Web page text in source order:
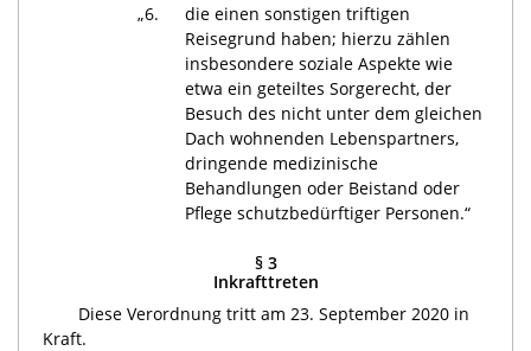
„6.
die einen sonstigen triftigen
Reisegrund haben; hierzu zählen
insbesondere soziale Aspekte wie
etwa ein geteiltes Sorgerecht, der
Besuch des nicht unter dem gleichen
Dach wohnenden Lebenspartners,
dringende medizinische
Behandlungen oder Beistand oder
Pflege schutzbedürftiger Personen.“
§ 3
Inkrafttreten
Diese Verordnung tritt am 23. September 2020 in
Kraft.